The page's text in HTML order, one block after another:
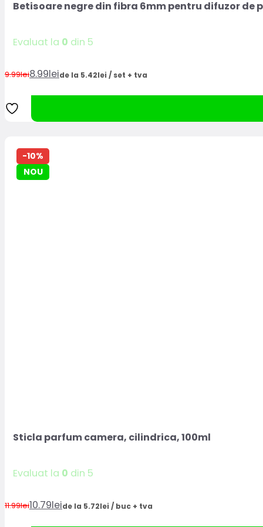
Betisoare negre din fibra 6mm pentru difuzor de
Evaluat la 0 din 5
9.99lei
Prețul
a
8.99lei
Prețul
curent
este:
8.99lei.
de la 5.42lei / set + tva
-10%
NOU
Sticla parfum camera, cilindrica, 100ml
Evaluat la 0 din 5
11.99lei
Prețul10.79lei
Prețul
de la 5.72lei / buc + tva